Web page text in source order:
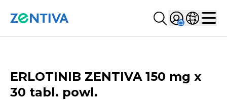
Szukaj...
Sign inWybierz
ERLOTINIB ZENTIVA 150 mg x
30 tabl. powl.